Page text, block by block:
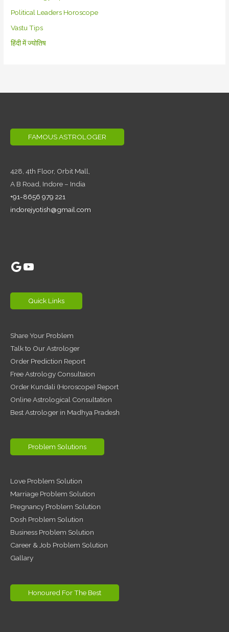
Political Leaders Horoscope
Vastu Tips
हिंदी में ज्योतिष
FAMOUS ASTROLOGER
428, 4th Floor, Orbit Mall,
A B Road, Indore – India
+91-8656 979 221
indorejyotish@gmail.com
Google
YouTube
Quick Links
Share Your Problem
Talk to Our Astrologer
Order Prediction Report
Free Astrology Consultaion
Order Kundali (Horoscope) Report
Online Astrological Consultation
Best Astrologer in Madhya Pradesh
Problem Solutions
Love Problem Solution
Marriage Problem Solution
Pregnancy Problem Solution
Dosh Problem Solution
Business Problem Solution
Career & Job Problem Solution
Gallary
Honoured For The Best